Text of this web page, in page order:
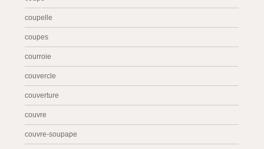
coupelle
coupes
courroie
couvercle
couverture
couvre
couvre-soupape